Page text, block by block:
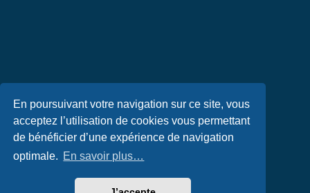
En poursuivant votre navigation sur ce site, vous
acceptez l’utilisation de cookies vous permettant
de bénéficier d’une expérience de navigation
optimale. En savoir plus…